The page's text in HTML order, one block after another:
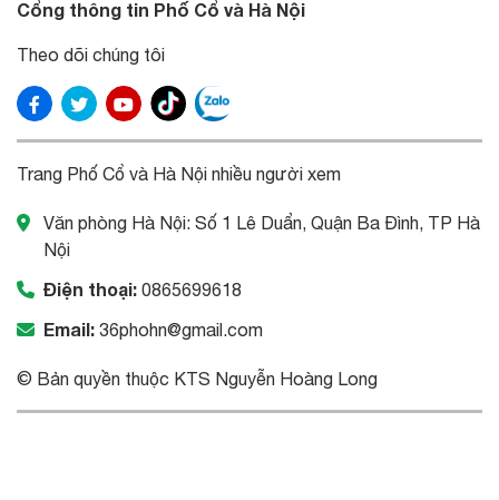
Cổng thông tin Phố Cổ và Hà Nội
Theo dõi chúng tôi
Trang Phố Cổ và Hà Nội nhiều người xem
Văn phòng Hà Nội: Số 1 Lê Duẩn, Quận Ba Đình, TP Hà
Nội
Điện thoại: 0865699618
Email: 36phohn@gmail.com
© Bản quyền thuộc KTS Nguyễn Hoàng Long